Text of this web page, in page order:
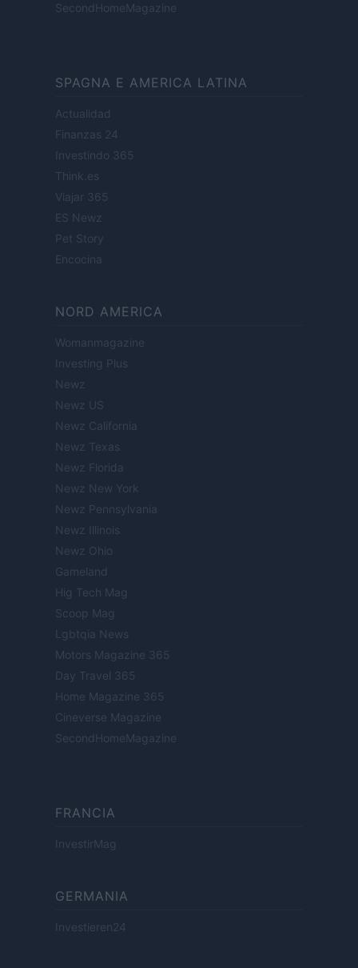
SecondHomeMagazine
SPAGNA E AMERICA LATINA
Actualidad
Finanzas 24
Investindo 365
Think.es
Viajar 365
ES Newz
Pet Story
Encocina
NORD AMERICA
Womanmagazine
Investing Plus
Newz
Newz US
Newz California
Newz Texas
Newz Florida
Newz New York
Newz Pennsylvania
Newz Illinois
Newz Ohio
Gameland
Hig Tech Mag
Scoop Mag
Lgbtqia News
Motors Magazine 365
Day Travel 365
Home Magazine 365
Cineverse Magazine
SecondHomeMagazine
FRANCIA
InvestirMag
GERMANIA
Investieren24